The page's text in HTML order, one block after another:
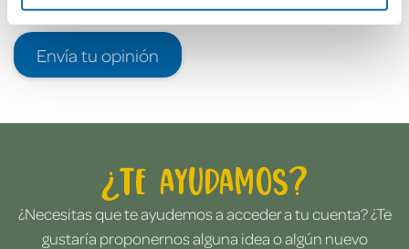
Envía tu opinión
¿Te ayudamos?
¿Necesitas que te ayudemos a acceder a tu cuenta? ¿Te
gustaría proponernos alguna idea o algún nuevo